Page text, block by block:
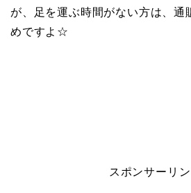
が、足を運ぶ時間がない方は、通
めですよ☆
スポンサーリン